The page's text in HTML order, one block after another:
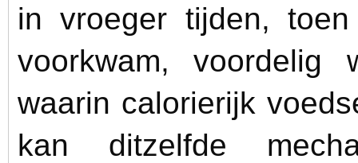
in vroeger tijden, toen
voorkwam,
waarin calorierijk
kan ditzelfde